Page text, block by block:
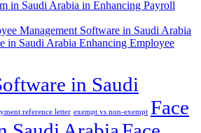
in Saudi Arabia in Enhancing Payroll
Management Software in Saudi Arabia
in Saudi Arabia Enhancing Employee
in Saudi
reference letter exempt vs non-exempt Face